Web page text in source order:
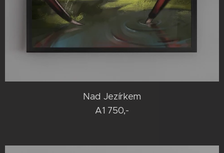
Nad Jezírkem
A1 750,-